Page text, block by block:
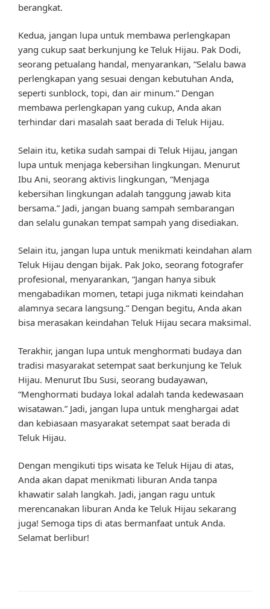
berangkat.
Kedua, jangan lupa untuk membawa perlengkapan
yang cukup saat berkunjung ke Teluk Hijau. Pak Dodi,
seorang petualang handal, menyarankan, “Selalu bawa
perlengkapan yang sesuai dengan kebutuhan Anda,
seperti sunblock, topi, dan air minum.” Dengan
membawa perlengkapan yang cukup, Anda akan
terhindar dari masalah saat berada di Teluk Hijau.
Selain itu, ketika sudah sampai di Teluk Hijau, jangan
lupa untuk menjaga kebersihan lingkungan. Menurut
Ibu Ani, seorang aktivis lingkungan, “Menjaga
kebersihan lingkungan adalah tanggung jawab kita
bersama.” Jadi, jangan buang sampah sembarangan
dan selalu gunakan tempat sampah yang disediakan.
Selain itu, jangan lupa untuk menikmati keindahan alam
Teluk Hijau dengan bijak. Pak Joko, seorang fotografer
profesional, menyarankan, “Jangan hanya sibuk
mengabadikan momen, tetapi juga nikmati keindahan
alamnya secara langsung.” Dengan begitu, Anda akan
bisa merasakan keindahan Teluk Hijau secara maksimal.
Terakhir, jangan lupa untuk menghormati budaya dan
tradisi masyarakat setempat saat berkunjung ke Teluk
Hijau. Menurut Ibu Susi, seorang budayawan,
“Menghormati budaya lokal adalah tanda kedewasaan
wisatawan.” Jadi, jangan lupa untuk menghargai adat
dan kebiasaan masyarakat setempat saat berada di
Teluk Hijau.
Dengan mengikuti tips wisata ke Teluk Hijau di atas,
Anda akan dapat menikmati liburan Anda tanpa
khawatir salah langkah. Jadi, jangan ragu untuk
merencanakan liburan Anda ke Teluk Hijau sekarang
juga! Semoga tips di atas bermanfaat untuk Anda.
Selamat berlibur!